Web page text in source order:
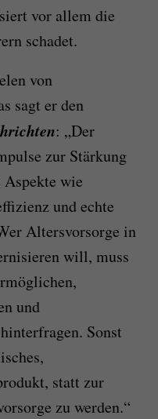
vor allem die
schadet.
von
sagt er den
: „Der
zur Stärkung
Aspekte wie
und echte
Altersvorsorge in
will, muss
und
Sonst
statt zur
zu werden.“